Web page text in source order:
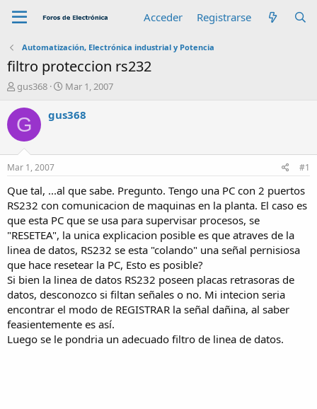
Acceder Registrarse
Automatización, Electrónica industrial y Potencia
filtro proteccion rs232
A
t
o
r
gus368
F
c
n
c
o
Mar 1, 2007
G gus368
Mar 1, 2007 #1
Que tal, ...al que sabe. Pregunto. Tengo una PC con 2 puertos
RS232 con comunicacion de maquinas en la planta. El caso es
que esta PC que se usa para supervisar procesos, se
"RESETEA", la unica explicacion posible es que atraves de la
linea de datos, RS232 se esta "colando" una señal pernisiosa
que hace resetear la PC, Esto es posible?
Si bien la linea de datos RS232 poseen placas retrasoras de
datos, desconozco si filtan señales o no. Mi intecion seria
encontrar el modo de REGISTRAR la señal dañina, al saber
feasientemente es así.
Luego se le pondria un adecuado filtro de linea de datos.